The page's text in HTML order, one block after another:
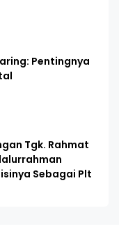
Pentingnya
Tgk. Rahmat
Sebagai Plt